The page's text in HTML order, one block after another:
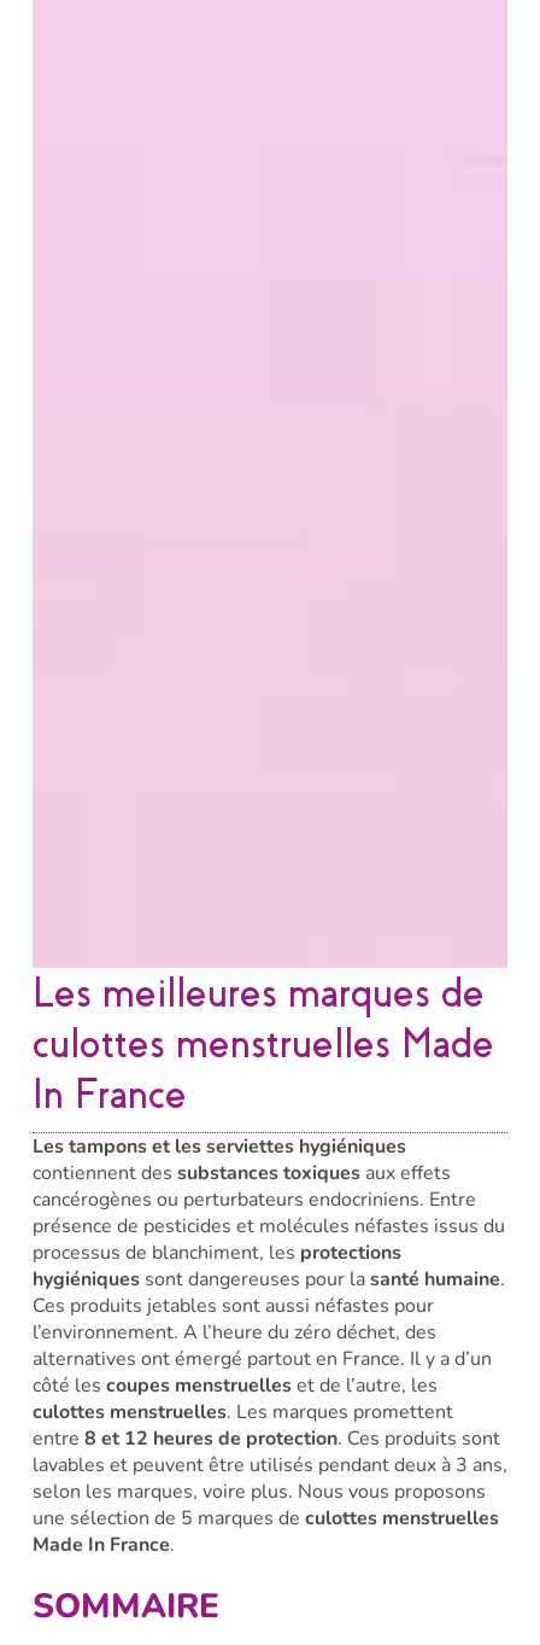
Les meilleures marques de
culottes menstruelles Made
In France
Les tampons et les serviettes hygiéniques
contiennent des substances toxiquesaux effets
cancérogènes ou perturbateurs endocriniens. Entre
présence de pesticides et molécules néfastes issus du
processus de blanchiment, les protections
hygiéniquessont dangereuses pour lasanté humaine.
Ces produits jetables sont aussi néfastes pour
l’environnement. A l’heure du zéro déchet, des
alternatives ont émergé partout en France. Il y a d’un
côté les coupes menstruelleset de l’autre, les
culottes menstruelles. Les marques promettent
entre 8 et 12 heures de protection. Ces produits sont
lavables et peuvent être utilisés pendant deux à 3 ans,
selon les marques, voire plus. Nous vous proposons
une sélection de 5 marques de culottes menstruelles
Made In France.
SOMMAIRE